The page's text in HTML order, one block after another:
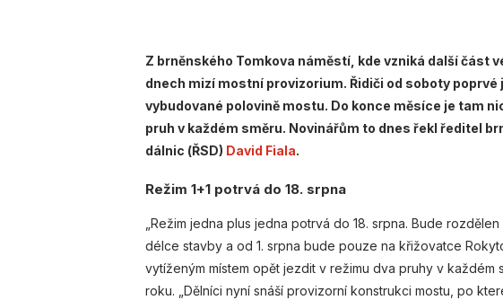
Z brněnského Tomkova náměstí, kde vzniká další část
dnech mizí mostní provizorium. Řidiči od soboty poprvé
vybudované polovině mostu. Do konce měsíce je tam
pruh v každém směru. Novinářům to dnes řekl ředitel
dálnic (ŘSD) David Fiala.
Režim 1+1 potrvá do 18. srpna
„Režim jedna plus jedna potrvá do 18. srpna. Bude
délce stavby a od 1. srpna bude pouze na křižovatce
vytíženým místem opět jezdit v režimu dva pruhy v každém
roku. „Dělníci nyní snáší provizorní konstrukci mostu, po